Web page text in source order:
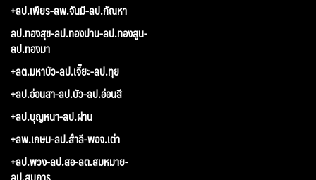
+ลป.เพียร-ลพ.จันมี-ลป.กัณหา
ลป.ทองสุข-ลป.ทองปาน-ลป.ทองสูน-
ลป.ทองมา
+ลต.มหาบัว-ลป.เจี๊ยะ-ลป.ทุย
+ลป.อ่อนสา-ลป.บัว-ลป.อ่อนสี
+ลป.บุญหนา-ลป.ผ่าน
+ลพ.เกษม-ลป.สำลี-พอจ.เต่า
+ลป.พวง-ลป.สอ-ลต.สมหมาย-